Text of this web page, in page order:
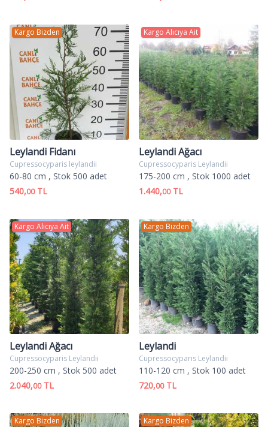
Kargo Bizden
Leylandi Fidanı
Cupressocyparis leylandii
60-80 cm , Stok 500 adet
540,00TL
Kargo Alıcıya Ait
Leylandi Ağacı
Cupressocyparis Leylandii
175-200 cm , Stok 1000 adet
1.440,00TL
Kargo Alıcıya Ait
Leylandi Ağacı
Cupressocyparis Leylandii
200-250 cm , Stok 500 adet
2.040,00TL
Kargo Bizden
Leylandi
Cupressocyparıs Leylandii
110-120 cm , Stok 100 adet
720,00TL
Kargo Bizden Kargo Bizden